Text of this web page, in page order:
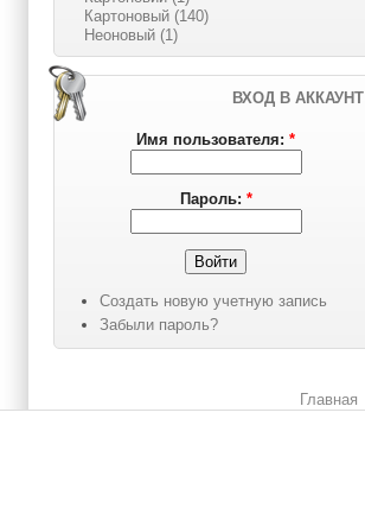
Картоновый (140)
Неоновый (1)
ВХОД В АККАУНТ
Имя пользователя: *
Пароль: *
Создать новую учетную запись
Забыли пароль?
Главная